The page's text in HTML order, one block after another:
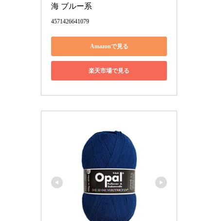
海 ブルー系
4571426641079
Amazonで見る
楽天市場で見る